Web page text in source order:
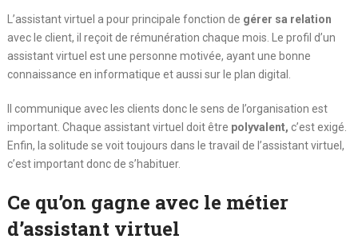
L’assistant virtuel a pour principale fonction de gérer sa relation
avec le client, il reçoit de rémunération chaque mois. Le profil d’un
assistant virtuel est une personne motivée, ayant une bonne
connaissance en informatique et aussi sur le plan digital.
Il communique avec les clients donc le sens de l’organisation est
important. Chaque assistant virtuel doit être polyvalent, c’est exigé.
Enfin, la solitude se voit toujours dans le travail de l’assistant virtuel,
c’est important donc de s’habituer.
Ce qu’on gagne avec le métier
d’assistant virtuel